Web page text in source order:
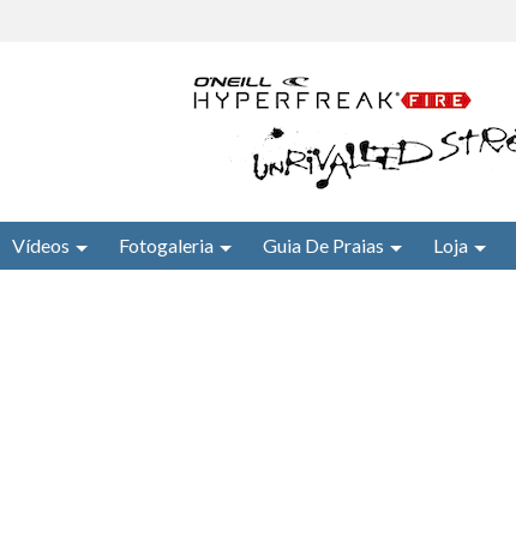
Vídeos Fotogaleria Guia De Praias Loja